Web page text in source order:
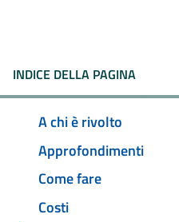
INDICE DELLA PAGINA
A chi è rivolto
Approfondimenti
Come fare
Costi